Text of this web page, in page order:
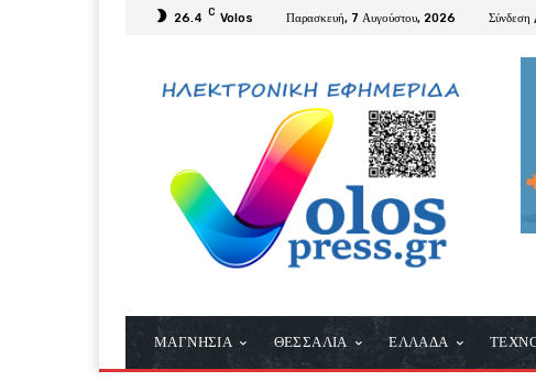
26.4 C Volos Παρασκευή, 7 Αυγούστου, 2026 Σύνδεση
ΜΑΓΝΗΣΙΑ ΘΕΣΣΑΛΙΑ ΕΛΛΑΔΑ